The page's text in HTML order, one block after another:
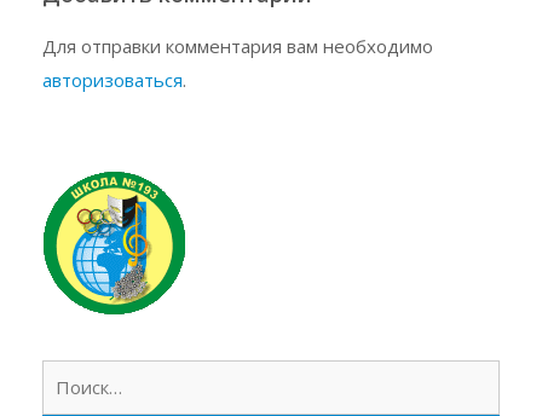
Для отправки комментария вам необходимо
авторизоваться.